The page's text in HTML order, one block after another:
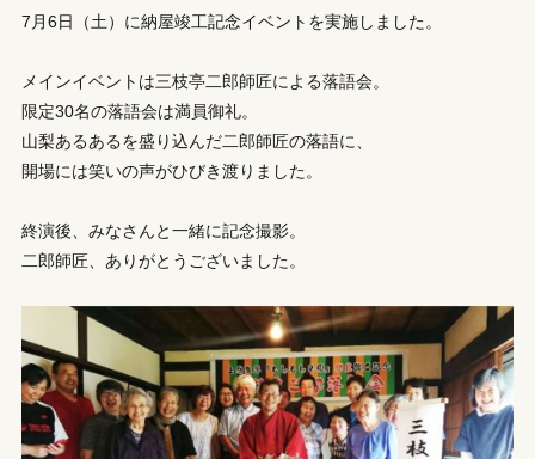
7月6日（土）に納屋竣工記念イベントを実施しました。
メインイベントは三枝亭二郎師匠による落語会。
限定30名の落語会は満員御礼。
山梨あるあるを盛り込んだ二郎師匠の落語に、
開場には笑いの声がひびき渡りました。
終演後、みなさんと一緒に記念撮影。
二郎師匠、ありがとうございました。